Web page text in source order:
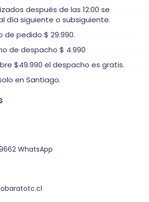
después de las 12:00 se
día siguiente o subsiguiente.
de pedido $ 29.990.
de despacho $ 4.990
$49.990 el despacho es gratis.
en Santiago.
WhatsApp